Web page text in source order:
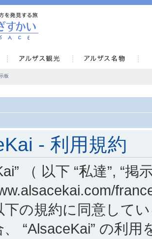
板
- 利用規約
（ 以下 “私達”, “掲
下の規約に同意して
“AlsaceKai” の利